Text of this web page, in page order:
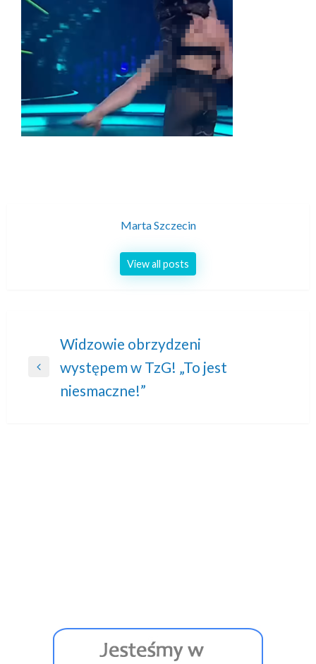
Marta Szczecin
View all posts
Nawigacja
wpisu
Previous
Widzowie obrzydzeni
występem w TzG! „To jest
niesmaczne!”